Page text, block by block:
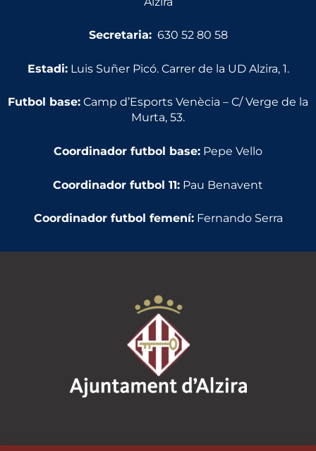
Secretaria:630 52 80 58
Estadi:Luis Suñer Picó. Carrer de la UD Alzira, 1.
Futbol base: Camp d’Esports Venècia – C/ Verge de la
Murta, 53.
Coordinador futbol base: Pepe Vello
Coordinador futbol 11: Pau Benavent
Coordinador futbol femení:Fernando Serra